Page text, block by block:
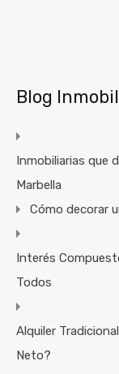
Blog
Inmobiliarias que
Marbella
Cómo decorar
Interés
Todos
Alquiler
Neto?